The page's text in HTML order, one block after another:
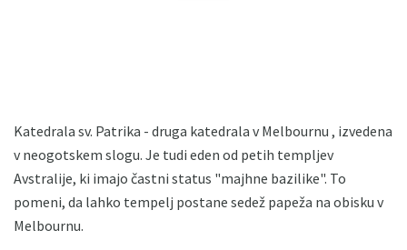
Katedrala sv. Patrika - druga katedrala v Melbournu , izvedena
v neogotskem slogu. Je tudi eden od petih templjev
Avstralije, ki imajo častni status "majhne bazilike". To
pomeni, da lahko tempelj postane sedež papeža na obisku v
Melbournu.